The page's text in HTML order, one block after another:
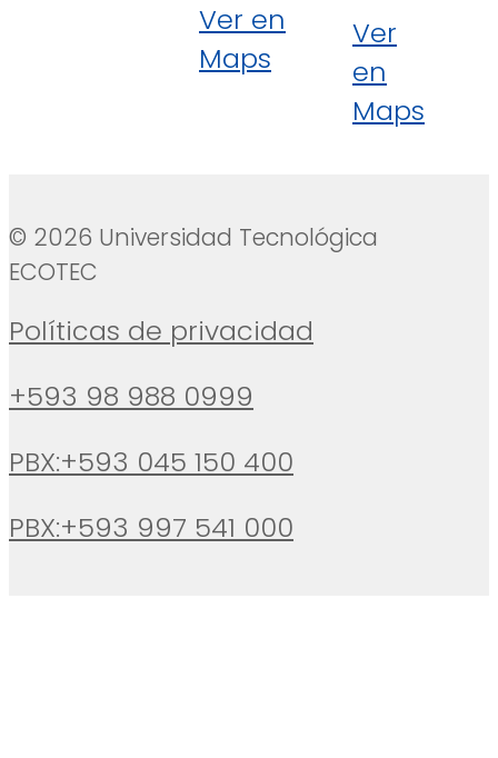
Ver en
Maps
Ver
en
Maps
© 2026 Universidad Tecnológica
ECOTEC
Políticas de privacidad
+593 98 988 0999
PBX:+593 045 150 400
PBX:+593 997 541 000